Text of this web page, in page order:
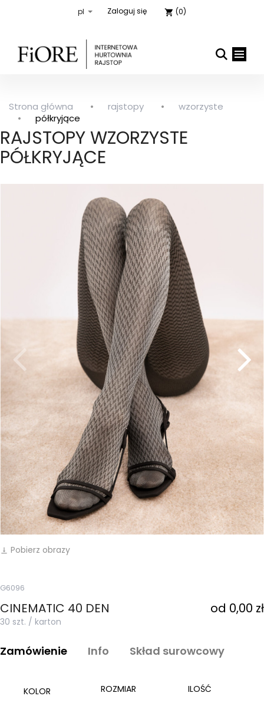
Zaloguj się shopping_cart (0)

Strona główna rajstopy
wzorzyste
półkryjące
RAJSTOPY WZORZYSTE
PÓŁKRYJĄCE
vertical_align_bottom Pobierz obrazy
G6096
CINEMATIC 40 DEN od 0,00 zł
30 szt. / karton
Zamówienie Info Skład surowcowy
KOLOR ROZMIAR ILOŚĆ